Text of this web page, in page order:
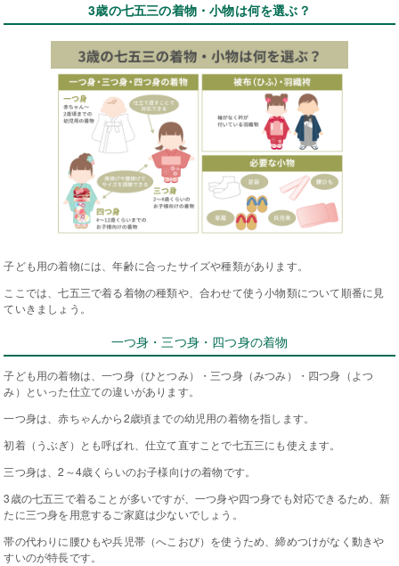
3歳の七五三の着物・小物は何を選ぶ？
子ども用の着物には、年齢に合ったサイズや種類があります。
ここでは、七五三で着る着物の種類や、合わせて使う小物類について順番に見
ていきましょう。
一つ身・三つ身・四つ身の着物
子ども用の着物は、一つ身（ひとつみ）・三つ身（みつみ）・四つ身（よつ
み）といった仕立ての違いがあります。
一つ身は、赤ちゃんから2歳頃までの幼児用の着物を指します。
初着（うぶぎ）とも呼ばれ、仕立て直すことで七五三にも使えます。
三つ身は、2～4歳くらいのお子様向けの着物です。
3歳の七五三で着ることが多いですが、一つ身や四つ身でも対応できるため、新
たに三つ身を用意するご家庭は少ないでしょう。
帯の代わりに腰ひもや兵児帯（へこおび）を使うため、締めつけがなく動きや
すいのが特長です。